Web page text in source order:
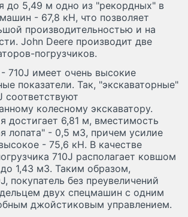
до 5,49 м одно из "рекордных" в
- 67,8 кН, что позволяет
производительностью и на
John Deere производит две
погрузчиков.
710J имеет очень высокие
показатели. Так, "экскаваторные"
соответствуют
колесному экскаватору.
достигает 6,81 м, вместимость
лопата" - 0,5 м3, причем усилие
- 75,6 кН. В качестве
710J располагает ковшом
1,43 м3. Таким образом,
покупатель без преувеличений
двух спецмашин с одним
джойстиковым управлением.